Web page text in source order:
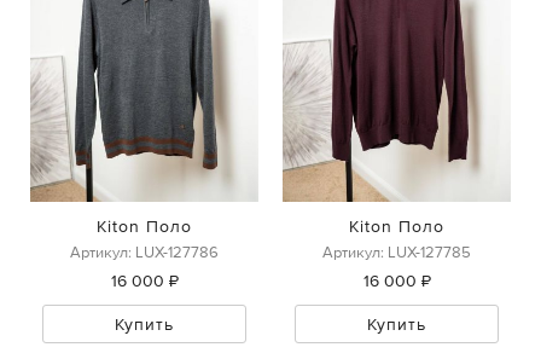
Kiton Поло
Артикул: LUX-127786
16 000 ₽
Купить
Kiton Поло
Артикул: LUX-127785
16 000 ₽
Купить